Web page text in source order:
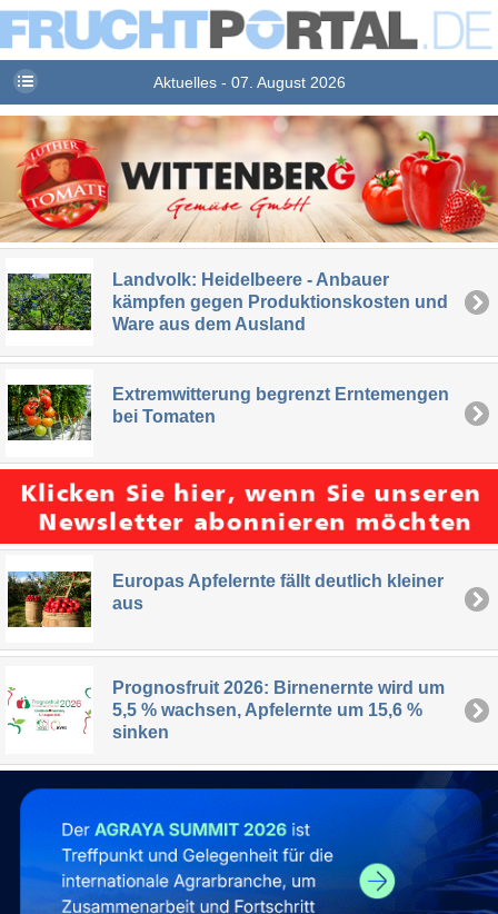
Aktuelles - 07. August 2026
Landvolk: Heidelbeere - Anbauer
kämpfen gegen Produktionskosten und
Ware aus dem Ausland
Extremwitterung begrenzt Erntemengen
bei Tomaten
Europas Apfelernte fällt deutlich kleiner
aus
Prognosfruit 2026: Birnenernte wird um
5,5 % wachsen, Apfelernte um 15,6 %
sinken